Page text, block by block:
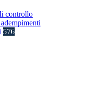
controllo
576